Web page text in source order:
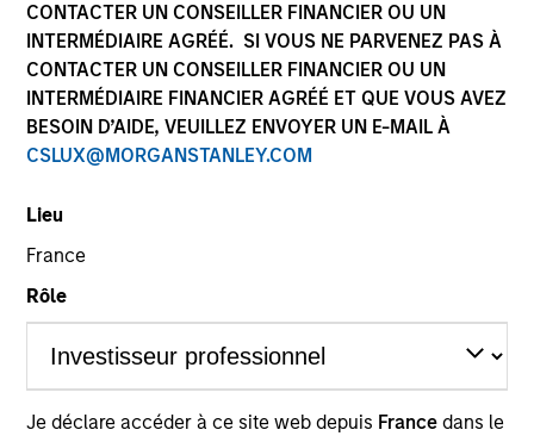
CONTACTER UN CONSEILLER FINANCIER OU UN
INTERMÉDIAIRE AGRÉÉ. SI VOUS NE PARVENEZ PAS À
CONTACTER UN CONSEILLER FINANCIER OU UN
INTERMÉDIAIRE FINANCIER AGRÉÉ ET QUE VOUS AVEZ
BESOIN D’AIDE, VEUILLEZ ENVOYER UN E-MAIL À
CSLUX@MORGANSTANLEY.COM
Lieu
France
Rôle
Je déclare accéder à ce site web depuis France dans le
Ressources
attirée sur le fait que cet OPCVM
présente, au regard des attentes de
l’Autorité des marchés financiers, une
communication disproportionnée sur
la prise en compte des critères
extrafinanciers dans sa gestion.